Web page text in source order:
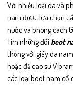
Với nhiều loại da và
nam được lựa chọn
nước và phong cách
Tìm những đôi boot
thống với giày da
hoặc đế cao su
các loại boot nam cổ